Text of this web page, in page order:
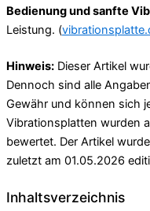
Bedienung und sanfte
Leistung. (
Hinweis: Dieser Artikel
Dennoch sind alle
Gewähr und können sich
Vibrationsplatten wurden
bewertet. Der Artikel
zuletzt am 01.05.2026
Inhaltsverzeichnis